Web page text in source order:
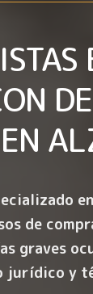
de
graves
jurídico y